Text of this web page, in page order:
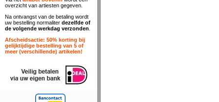
overzicht van artiesten gegeven.
Na ontvangst van de betaling wordt
uw bestelling normaliter dezelfde of
de volgende werkdag verzonden
Afscheidsactie: 50% korting bij
gelijktijdige bestelling van 5 of
meer (verschillende) artikelen!